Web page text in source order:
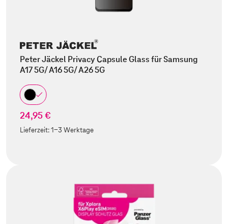
Peter Jäckel Privacy Capsule Glass für Samsung
A17 5G/ A16 5G/ A26 5G
24,95 €
Lieferzeit:1-3 Werktage